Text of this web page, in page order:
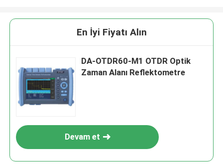
En İyi Fiyatı Alın
DA-OTDR60-M1 OTDR Optik
Zaman Alanı Reflektometre
Devam et